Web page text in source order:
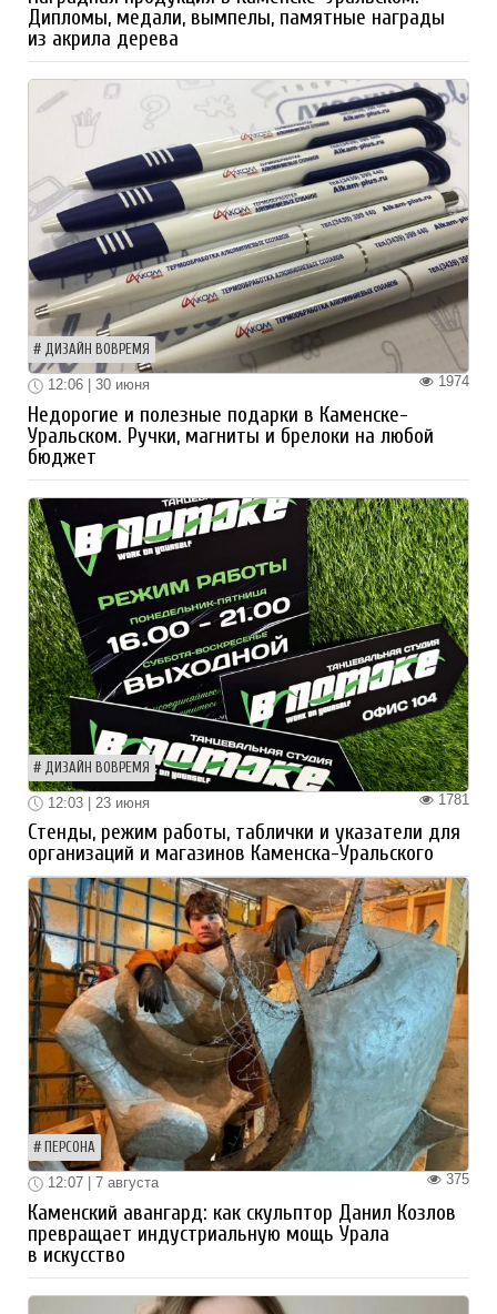
Дипломы, медали, вымпелы, памятные награды
из акрила дерева
ДИЗАЙН ВОВРЕМЯ
1974
12:06 | 30 июня
Недорогие и полезные подарки в Каменске-
Уральском. Ручки, магниты и брелоки на любой
бюджет
ДИЗАЙН ВОВРЕМЯ
1781
12:03 | 23 июня
Стенды, режим работы, таблички и указатели для
организаций и магазинов Каменска-Уральского
ПЕРСОНА
375
12:07 | 7 августа
Каменский авангард: как скульптор Данил Козлов
превращает индустриальную мощь Урала
в искусство